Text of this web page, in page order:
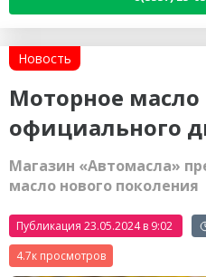
Новость
Моторное масло
официального
Магазин «Автомасла»
масло нового поколения
Публикация 23.05.2024 в 9:02
4.7к